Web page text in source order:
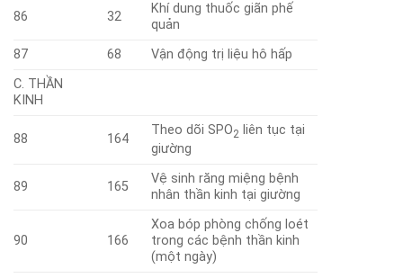
86 32
Khí dung thuốc giãn phế
quản
87
68
Vận động trị liệu hô hấp
C. THẦN
KINH
88 164
Theo dõi SPO2 liên tục tại
giường
89 165
Vệ sinh răng miệng bệnh
nhân thần kinh tại giường
90 166
Xoa bóp phòng chống loét
trong các bệnh thần kinh
(một ngày)